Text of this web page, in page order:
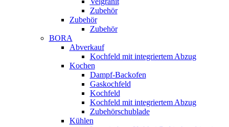
Zubehör
Zubehör
Zubehör
BORA
Abverkauf
Kochfeld mit integriertem Abzug
Kochen
Dampf-Backofen
Gaskochfeld
Kochfeld
Kochfeld mit integriertem Abzug
Zubehörschublade
Kühlen